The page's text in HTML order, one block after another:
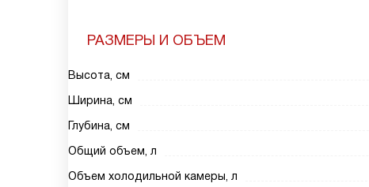
РАЗМЕРЫ И ОБЪЕМ
Высота, см
Ширина, см
Глубина, см
Общий объем, л
Объем холодильной камеры, л